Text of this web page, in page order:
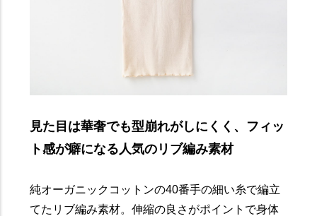
見た目は華奢でも型崩れがしにくく、フィッ
ト感が癖になる人気のリブ編み素材
純オーガニックコットンの40番手の細い糸で編立
てたリブ編み素材。伸縮の良さがポイントで身体